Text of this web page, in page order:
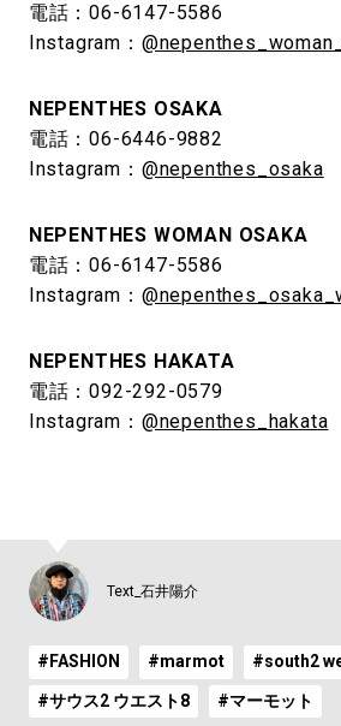
電話：06-6147-5586
Instagram：
NEPENTHES OSAKA
電話：06-6446-9882
Instagram： @nepenthes_osaka
NEPENTHES WOMAN OSAKA
電話：06-6147-5586
Instagram：
NEPENTHES HAKATA
電話：092-292-0579
Instagram： @nepenthes_hakata
Text_石井陽介
#FASHION #marmot #south2
#サウス2 ウエスト8 #マーモット